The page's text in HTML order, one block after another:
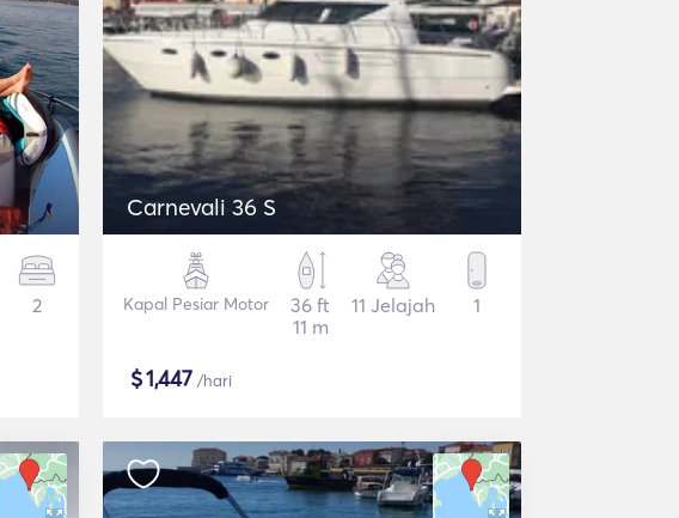
2
Carnevali 36 S
Kapal Pesiar Motor
36 ft
11 m
11 Jelajah 1
$1,447 /hari